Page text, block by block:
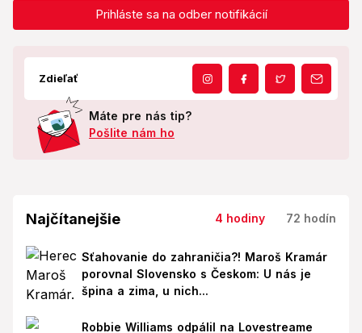
Prihláste sa na odber notifikácií
Zdieľať
Máte pre nás tip?
Pošlite nám ho
Najčítanejšie 4 hodiny 72 hodín
Sťahovanie do zahraničia?! Maroš Kramár
porovnal Slovensko s Českom: U nás je
špina a zima, u nich...
Robbie Williams odpálil na Lovestreame